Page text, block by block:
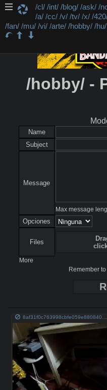
/cl/ /int/ /blog/ /ask/ /
/a/ /cc/ /v/ /tv/ /x/ /
/fan/ /mu/ /vi/ /arte/ /hobby/ /hu/
/hobby/ -
Name
Subject
Message
Max message
Opciones
Files
More
Remember